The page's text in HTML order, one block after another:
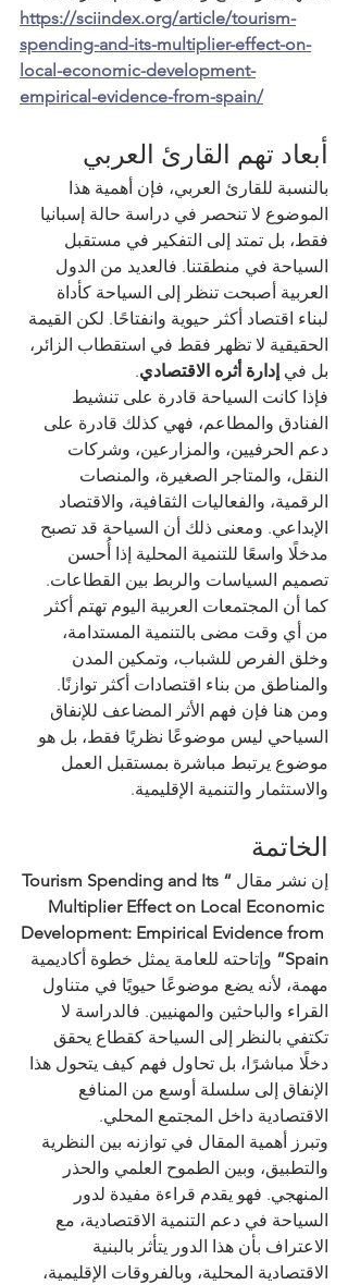
https://sciindex.org/article/tourism-
spending-and-its-multiplier-effect-on-
local-economic-development-
empirical-evidence-from-spain/
أبعاد تهم القارئ العربي
بالنسبة للقارئ العربي، فإن أهمية هذا
الموضوع لا تنحصر في دراسة حالة إسبانيا
فقط، بل تمتد إلى التفكير في مستقبل
السياحة في منطقتنا. فالعديد من الدول
العربية أصبحت تنظر إلى السياحة كأداة
لبناء اقتصاد أكثر حيوية وانفتاحًا. لكن القيمة
الحقيقية لا تظهر فقط في استقطاب الزائر،
بل في إدارة أثره الاقتصادي.
فإذا كانت السياحة قادرة على تنشيط
الفنادق والمطاعم، فهي كذلك قادرة على
دعم الحرفيين، والمزارعين، وشركات
النقل، والمتاجر الصغيرة، والمنصات
الرقمية، والفعاليات الثقافية، والاقتصاد
الإبداعي. ومعنى ذلك أن السياحة قد تصبح
مدخلًا واسعًا للتنمية المحلية إذا أُحسن
تصميم السياسات والربط بين القطاعات.
كما أن المجتمعات العربية اليوم تهتم أكثر
من أي وقت مضى بالتنمية المستدامة،
وخلق الفرص للشباب، وتمكين المدن
والمناطق من بناء اقتصادات أكثر توازنًا.
ومن هنا فإن فهم الأثر المضاعف للإنفاق
السياحي ليس موضوعًا نظريًا فقط، بل هو
موضوع يرتبط مباشرة بمستقبل العمل
والاستثمار والتنمية الإقليمية.
الخاتمة
إن نشر مقال
“Tourism Spending and Its
Multiplier Effect on Local Economic
Development: Empirical Evidence from
Spain”
وإتاحته للعامة يمثل خطوة أكاديمية
مهمة، لأنه يضع موضوعًا حيويًا في متناول
القراء والباحثين والمهنيين. فالدراسة لا
تكتفي بالنظر إلى السياحة كقطاع يحقق
دخلًا مباشرًا، بل تحاول فهم كيف يتحول هذا
الإنفاق إلى سلسلة أوسع من المنافع
الاقتصادية داخل المجتمع المحلي.
وتبرز أهمية المقال في توازنه بين النظرية
والتطبيق، وبين الطموح العلمي والحذر
المنهجي. فهو يقدم قراءة مفيدة لدور
السياحة في دعم التنمية الاقتصادية، مع
الاعتراف بأن هذا الدور يتأثر بالبنية
الاقتصادية المحلية، وبالفروقات الإقليمية،